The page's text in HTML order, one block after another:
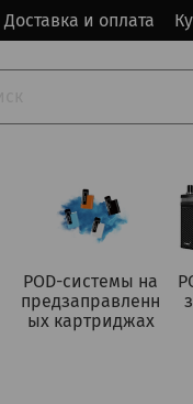
Доставка и оплата
POD-системы на
предзаправленн
ых картриджах